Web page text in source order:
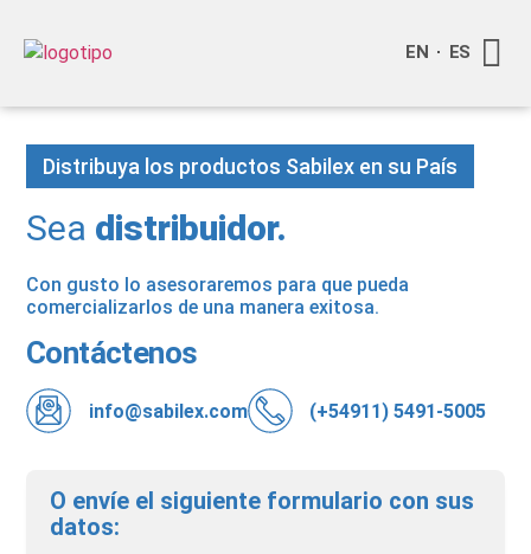
EN ES
Distribuya los productos Sabilex en su País
Sea distribuidor.
Con gusto lo asesoraremos para que pueda
comercializarlos de una manera exitosa.
Contáctenos
info@sabilex.com (+54911) 5491-5005
O envíe el siguiente formulario con sus
datos: